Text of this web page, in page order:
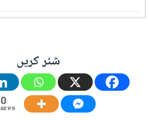
شئر کریں
0